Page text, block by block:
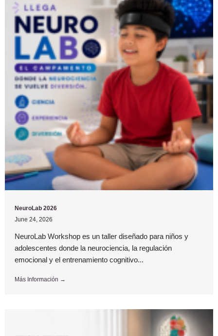
NeuroLab 2026
June 24, 2026
NeuroLab Workshop es un taller diseñado para niños y
adolescentes donde la neurociencia, la regulación
emocional y el entrenamiento cognitivo...
Más Información →